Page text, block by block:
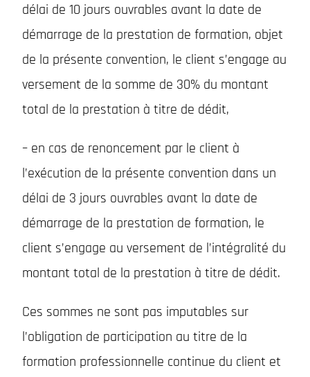
délai de 10 jours ouvrables avant la date de
démarrage de la prestation de formation, objet
de la présente convention, le client s’engage au
versement de la somme de 30% du montant
total de la prestation à titre de dédit,
– en cas de renoncement par le client à
l’exécution de la présente convention dans un
délai de 3 jours ouvrables avant la date de
démarrage de la prestation de formation, le
client s’engage au versement de l’intégralité du
montant total de la prestation à titre de dédit.
Ces sommes ne sont pas imputables sur
l’obligation de participation au titre de la
formation professionnelle continue du client et